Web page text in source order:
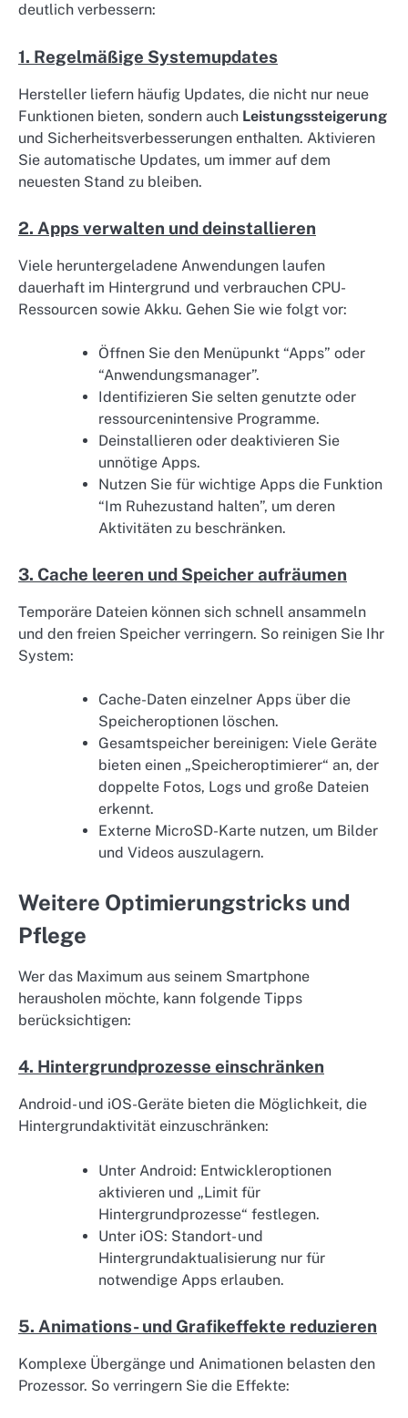
deutlich verbessern:
1. Regelmäßige Systemupdates
Hersteller liefern häufig Updates, die nicht nur neue
Funktionen bieten, sondern auch Leistungssteigerung
und Sicherheitsverbesserungen enthalten. Aktivieren
Sie automatische Updates, um immer auf dem
neuesten Stand zu bleiben.
2. Apps verwalten und deinstallieren
Viele heruntergeladene Anwendungen laufen
dauerhaft im Hintergrund und verbrauchen CPU-
Ressourcen sowie Akku. Gehen Sie wie folgt vor:
Öffnen Sie den Menüpunkt “Apps” oder
“Anwendungsmanager”.
Identifizieren Sie selten genutzte oder
ressourcenintensive Programme.
Deinstallieren oder deaktivieren Sie
unnötige Apps.
Nutzen Sie für wichtige Apps die Funktion
“Im Ruhezustand halten”, um deren
Aktivitäten zu beschränken.
3. Cache leeren und Speicher aufräumen
Temporäre Dateien können sich schnell ansammeln
und den freien Speicher verringern. So reinigen Sie Ihr
System:
Cache-Daten einzelner Apps über die
Speicheroptionen löschen.
Gesamtspeicher bereinigen: Viele Geräte
bieten einen „Speicheroptimierer“ an, der
doppelte Fotos, Logs und große Dateien
erkennt.
Externe MicroSD-Karte nutzen, um Bilder
und Videos auszulagern.
Weitere Optimierungstricks und
Pflege
Wer das Maximum aus seinem Smartphone
herausholen möchte, kann folgende Tipps
berücksichtigen:
4. Hintergrundprozesse einschränken
Android- und iOS-Geräte bieten die Möglichkeit, die
Hintergrundaktivität einzuschränken:
Unter Android: Entwickleroptionen
aktivieren und „Limit für
Hintergrundprozesse“ festlegen.
Unter iOS: Standort- und
Hintergrundaktualisierung nur für
notwendige Apps erlauben.
5. Animations- und Grafikeffekte reduzieren
Komplexe Übergänge und Animationen belasten den
Prozessor. So verringern Sie die Effekte: